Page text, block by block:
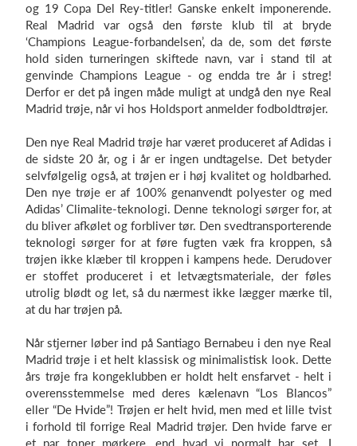
og 19 Copa Del Rey-titler! Ganske enkelt imponerende.
Real Madrid var også den første klub til at bryde
‘Champions League-forbandelsen’, da de, som det første
hold siden turneringen skiftede navn, var i stand til at
genvinde Champions League - og endda tre år i streg!
Derfor er det på ingen måde muligt at undgå den nye Real
Madrid trøje, når vi hos Holdsport anmelder fodboldtrøjer.
Den nye Real Madrid trøje har været produceret af Adidas i
de sidste 20 år, og i år er ingen undtagelse. Det betyder
selvfølgelig også, at trøjen er i høj kvalitet og holdbarhed.
Den nye trøje er af 100% genanvendt polyester og med
Adidas’ Climalite-teknologi. Denne teknologi sørger for, at
du bliver afkølet og forbliver tør. Den svedtransporterende
teknologi sørger for at føre fugten væk fra kroppen, så
trøjen ikke klæber til kroppen i kampens hede. Derudover
er stoffet produceret i et letvægtsmateriale, der føles
utrolig blødt og let, så du nærmest ikke lægger mærke til,
at du har trøjen på.
Når stjerner løber ind på Santiago Bernabeu i den nye Real
Madrid trøje i et helt klassisk og minimalistisk look. Dette
års trøje fra kongeklubben er holdt helt ensfarvet - helt i
overensstemmelse med deres kælenavn “Los Blancos”
eller “De Hvide”! Trøjen er helt hvid, men med et lille tvist
i forhold til forrige Real Madrid trøjer. Den hvide farve er
et par toner mørkere, end hvad vi normalt har set. I